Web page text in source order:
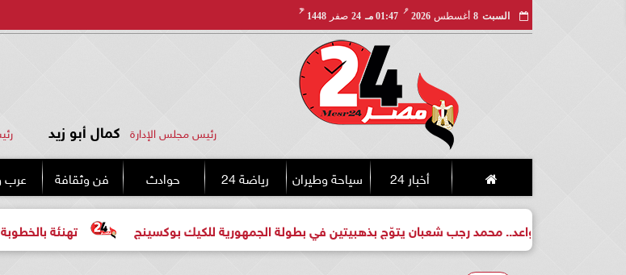
السبت 8 أغسطس 2026
مـ
01:47 مـ 24 صفر 1448
هـ
رئيس مجلس الإدارة كمال أبو زيد
أخبار 24 سياحة وطيران رياضة 24 حوادث فن وثقافة عرب
تهنئة بالخطوبة واعد.. محمد رجب شعبان يتوّج بذهبيتين في بطولة الجمهورية للكيك بوكسينج